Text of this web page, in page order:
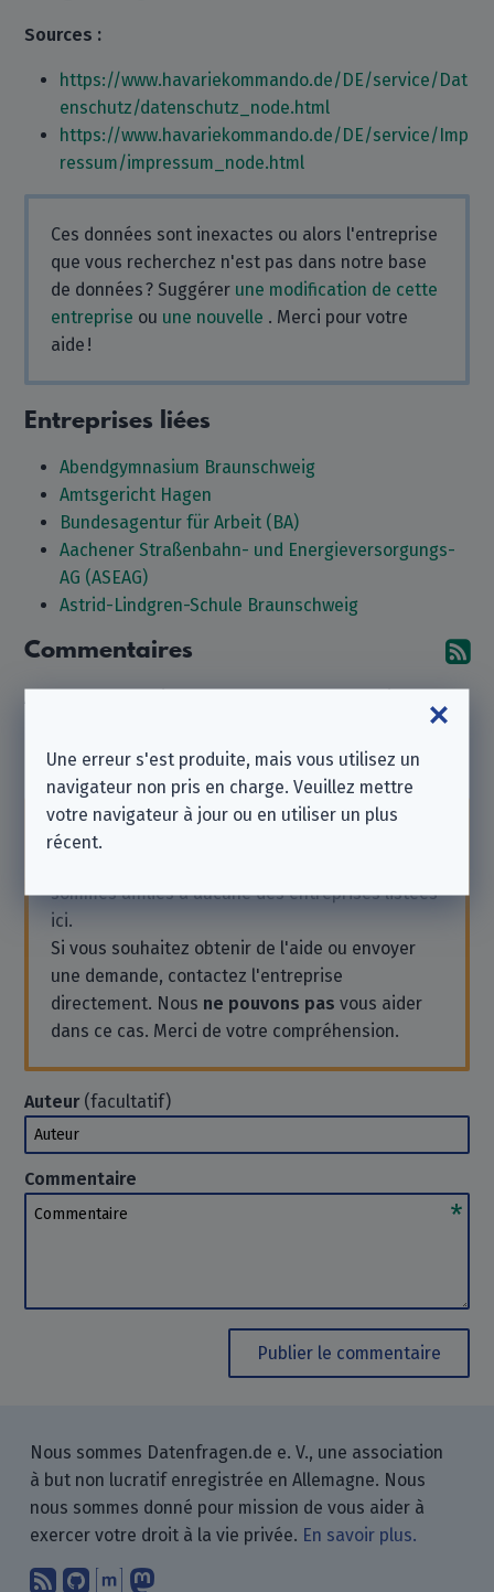
Sources :
https://www.havariekommando.de/DE/service/Dat
enschutz/datenschutz_node.html
https://www.havariekommando.de/DE/service/Imp
ressum/impressum_node.html
Ces données sont inexactes ou alors l'entreprise
que vous recherchez n'est pas dans notre base
de données ? Suggérer une modification de cette
entreprise ou une nouvelle . Merci pour votre
aide !
Entreprises liées
Abendgymnasium Braunschweig
Amtsgericht Hagen
Bundesagentur für Arbeit (BA)
Aachener Straßenbahn- und Energieversorgungs-
AG (ASEAG)
Astrid-Lindgren-Schule Braunschweig
Commentaires
Laisser un commentaire
Notez que nous sommes une
sommes affiliés à aucune des entreprises listées
ici.
Si vous souhaitez obtenir de l'aide ou envoyer
une demande, contactez l'entreprise
directement. Nous ne pouvons pas vous aider
dans ce cas. Merci de votre compréhension.
Auteur(facultatif)
Auteur
Commentaire
Commentaire
Publier le commentaire
Nous sommes Datenfragen.de e. V., une association
à but non lucratif enregistrée en Allemagne. Nous
nous sommes donné pour mission de vous aider à
exercer votre droit à la vie privée. En savoir plus.
Abonnez-vous à notre blog en
Nous trouver sur GitHub.
Échanger avec nous via Matrix.
Une erreur s'est produite, mais vous utilisez un
navigateur non pris en charge. Veuillez mettre
votre navigateur à jour ou en utiliser un plus
récent.